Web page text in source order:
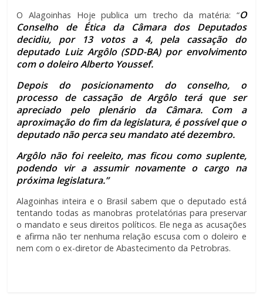
O Alagoinhas Hoje publica um trecho da matéria: “O
Conselho de Ética da Câmara dos Deputados
decidiu, por 13 votos a 4, pela cassação do
deputado Luiz Argôlo (SDD-BA) por envolvimento
com o doleiro Alberto Youssef.
Depois do posicionamento do conselho, o
processo de cassação de Argôlo terá que ser
apreciado pelo plenário da Câmara. Com a
aproximação do fim da legislatura, é possível que o
deputado não perca seu mandato até dezembro.
Argôlo não foi reeleito, mas ficou como suplente,
podendo vir a assumir novamente o cargo na
próxima legislatura.”
Alagoinhas inteira e o Brasil sabem que o deputado está
tentando todas as manobras protelatórias para preservar
o mandato e seus direitos políticos. Ele nega as acusações
e afirma não ter nenhuma relação escusa com o doleiro e
nem com o ex-diretor de Abastecimento da Petrobras.